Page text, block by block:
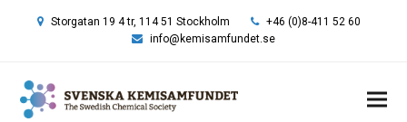
Storgatan 19 4 tr, 114 51 Stockholm
+46 (0)8-411 52 60
info@kemisamfundet.se